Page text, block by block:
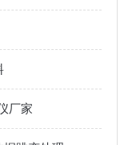
厂家